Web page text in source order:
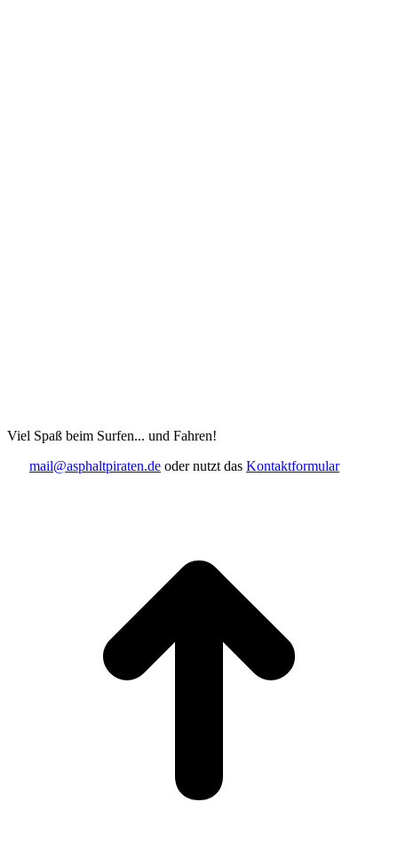
Viel Spaß beim Surfen... und Fahren!
mail@asphaltpiraten.de oder nutzt das Kontaktformular